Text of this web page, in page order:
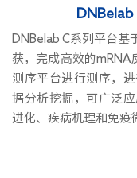
DNBelab
DNBelab C系列平台基
获，完成高效的mRNA
测序平台进行测序，
据分析挖掘，可广泛
进化、疾病机理和免疫